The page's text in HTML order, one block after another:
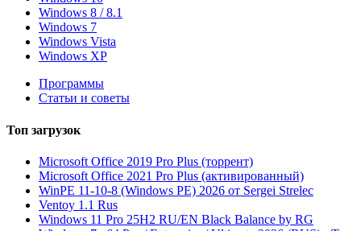
Windows 8 / 8.1
Windows 7
Windows Vista
Windows XP
Программы
Статьи и советы
Топ загрузок
Microsoft Office 2019 Pro Plus (торрент)
Microsoft Office 2021 Pro Plus (активированный)
WinPE 11-10-8 (Windows PE) 2026 от Sergei Strelec
Ventoy 1.1 Rus
Windows 11 Pro 25H2 RU/EN Black Balance by RG